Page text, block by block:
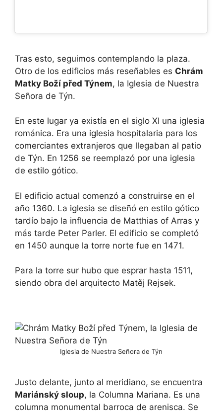
Tras esto, seguimos contemplando la plaza.
Otro de los edificios más reseñables es Chrám
Matky Boží před Týnem, la Iglesia de Nuestra
Señora de Týn.
En este lugar ya existía en el siglo XI una iglesia
románica. Era una iglesia hospitalaria para los
comerciantes extranjeros que llegaban al patio
de Týn. En 1256 se reemplazó por una iglesia
de estilo gótico.
El edificio actual comenzó a construirse en el
año 1360. La iglesia se diseñó en estilo gótico
tardío bajo la influencia de Matthias of Arras y
más tarde Peter Parler. El edificio se completó
en 1450 aunque la torre norte fue en 1471.
Para la torre sur hubo que esprar hasta 1511,
siendo obra del arquitecto Matěj Rejsek.
Iglesia de Nuestra Señora de Týn
Justo delante, junto al meridiano, se encuentra
Mariánský sloup, la Columna Mariana. Es una
columna monumental barroca de arenisca. Se